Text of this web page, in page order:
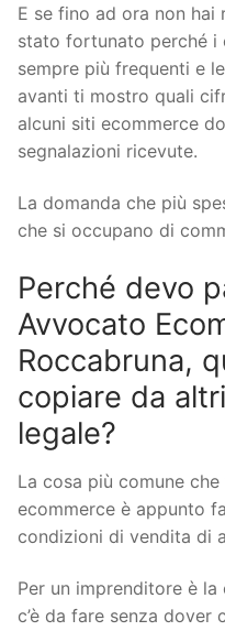
E se fino ad ora non hai
stato fortunato perché i
sempre più frequenti e
avanti ti mostro quali
alcuni siti ecommerce
segnalazioni ricevute.
La domanda che più
che si occupano di
Perché devo
Avvocato
Roccabruna,
copiare da
legale?
La cosa più comune
ecommerce è appunto
condizioni di vendita di
Per un imprenditore è
c’è da fare senza